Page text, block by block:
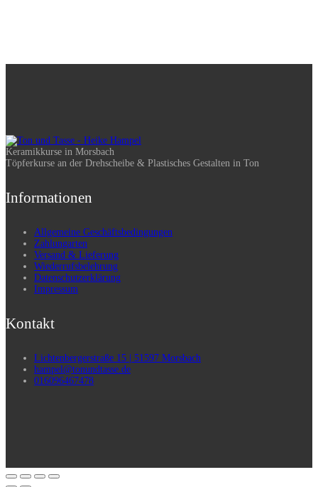
Keramikkurse in Morsbach
Töpferkurse an der Drehscheibe & Plastisches Gestalten in Ton
Informationen
Allgemeine Geschäftsbedingungen
Zahlungarten
Versand & Lieferung
Wiederrufsbelehrung
Datenschutzerklärung
Impressum
Kontakt
Lichtenbergerstraße 15 | 51597 Morsbach
hampel@tonundtasse.de
016096467478